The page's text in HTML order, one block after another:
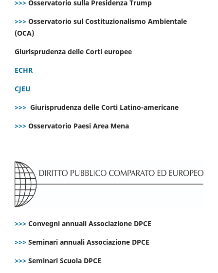
>>> Osservatorio sulla Presidenza Trump
>>> Osservatorio sul Costituzionalismo Ambientale
(OCA)
Giurisprudenza delle Corti europee
ECHR
CJEU
>>> Giurisprudenza delle Corti Latino-americane
>>> Osservatorio Paesi Area Mena
>>> Convegni annuali Associazione DPCE
>>> Seminari annuali Associazione DPCE
>>> Seminari Scuola DPCE